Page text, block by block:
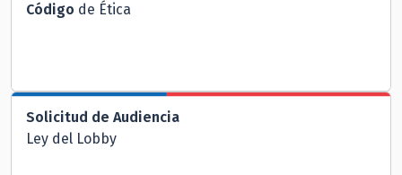
Código de Ética
Solicitud de Audiencia
Ley del Lobby